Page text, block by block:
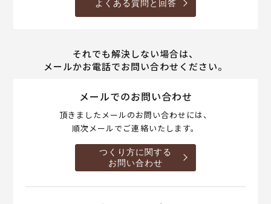
よくある質問と回答
それでも解決しない場合は、
メールかお電話でお問い合わせください。
メールでのお問い合わせ
頂きましたメールのお問い合わせには、
順次メールでご連絡いたします。
つくり方に関する
お問い合わせ